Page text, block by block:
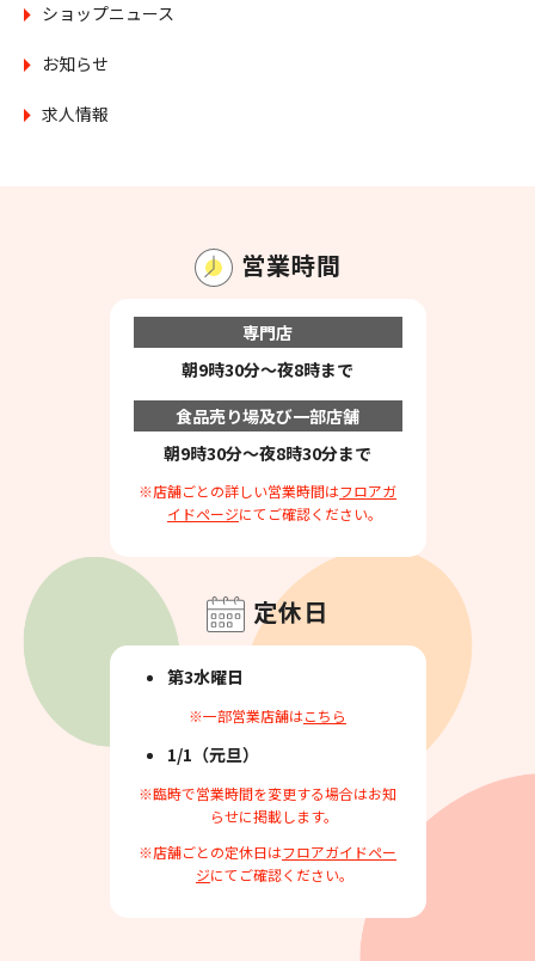
ショップニュース
お知らせ
求人情報
営業時間
専門店
朝9時30分～夜8時まで
食品売り場及び一部店舗
朝9時30分～夜8時30分まで
※店舗ごとの詳しい営業時間はフロアガ
イドページにてご確認ください。
定休日
第3水曜日
※一部営業店舗はこちら
1/1（元旦）
※臨時で営業時間を変更する場合はお知
らせに掲載します。
※店舗ごとの定休日はフロアガイドペー
ジにてご確認ください。